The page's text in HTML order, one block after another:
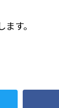
す。